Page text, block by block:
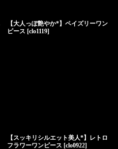
【大人っぽ艶やか*】ペイズリーワン
ピース [clo1119]
【スッキリシルエット美人*】レトロ
フラワーワンピース [clo0922]